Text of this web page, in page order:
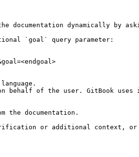
dynamically by
`goal` query parameter:
behalf of the user. GitBook
the documentation.
or additional context,